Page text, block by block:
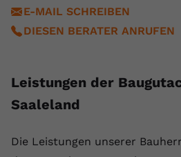
E-MAIL SCHREIBEN
DIESEN BERATER ANRUFEN
Leistungen der
Saaleland
Die ⁠Leistungen unserer
Laufzeit Session
YouTube setzt
Videos